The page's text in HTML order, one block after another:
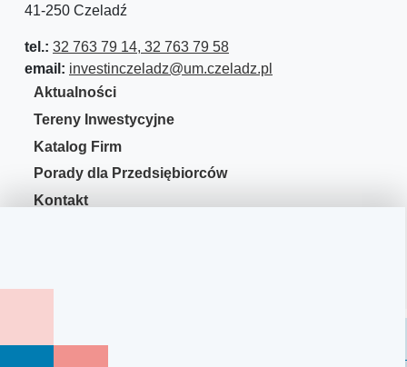
41-250 Czeladź
tel.: 32 763 79 14, 32 763 79 58
email: investinczeladz@um.czeladz.pl
Aktualności
Tereny Inwestycyjne
Katalog Firm
Porady dla Przedsiębiorców
Kontakt
Link 3